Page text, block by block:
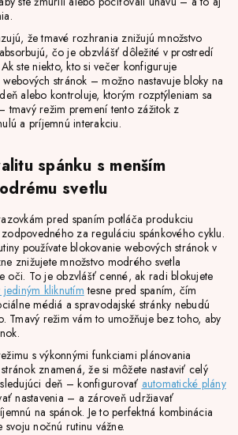
že tmavé rozhrania znižujú množstvo
čo je obzvlášť dôležité v prostredí
ste niekto, kto si večer konfiguruje
stránok – možno nastavuje bloky na
alebo kontroluje, ktorým rozptýleniam sa
tmavý režim premení tento zážitok z
a príjemnú interakciu.
spánku s menším
svetlu
pred spaním potláča produkciu
za reguláciu spánkového cyklu.
používate blokovanie webových stránok v
znižujete množstvo modrého svetla
oči. To je obzvlášť cenné, ak radi blokujete
kliknutím tesne pred spaním, čím
médiá a spravodajské stránky nebudú
Tmavý režim vám to umožňuje bez toho, aby
s výkonnými funkciami plánovania
znamená, že si môžete nastaviť celý
deň – konfigurovať automatické plány
nastavenia – a zároveň udržiavať
na spánok. Je to perfektná kombinácia
nočnú rutinu vážne.